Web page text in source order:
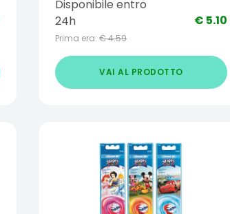
Disponibile entro
24h
Prima era: €4.59
€ 5.10
VAI AL PRODOTTO